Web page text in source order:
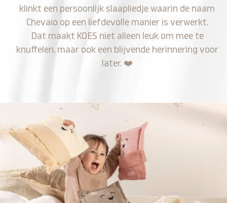
klinkt een persoonlijk slaapliedje waarin de naam
Chevaio op een liefdevolle manier is verwerkt.
Dat maakt KOES niet alleen leuk om mee te
knuffelen, maar ook een blijvende herinnering voor
later. ❤️